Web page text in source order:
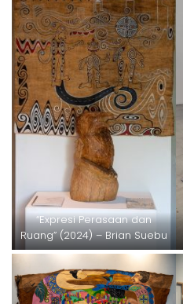
“Expresi Perasaan dan
Ruang” (2024) – Brian Suebu